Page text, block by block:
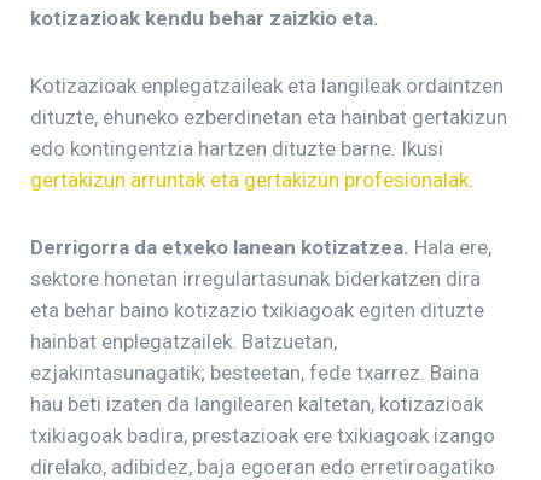
kotizazioak kendu behar zaizkio eta.
Kotizazioak enplegatzaileak eta langileak ordaintzen
dituzte, ehuneko ezberdinetan eta hainbat gertakizun
edo kontingentzia hartzen dituzte barne. Ikusi
gertakizun arruntak eta gertakizun profesionalak
Derrigorra da etxeko lanean kotizatzea. Hala ere,
sektore honetan irregulartasunak biderkatzen dira
eta behar baino kotizazio txikiagoak egiten dituzte
hainbat enplegatzailek. Batzuetan,
ezjakintasunagatik; besteetan, fede txarrez. Baina
hau beti izaten da langilearen kaltetan, kotizazioak
txikiagoak badira, prestazioak ere txikiagoak izango
direlako, adibidez, baja egoeran edo erretiroagatiko